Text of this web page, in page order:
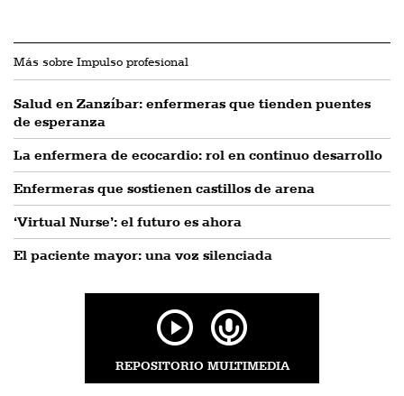
Más sobre Impulso profesional
Salud en Zanzíbar: enfermeras que tienden puentes
de esperanza
La enfermera de ecocardio: rol en continuo desarrollo
Enfermeras que sostienen castillos de arena
‘Virtual Nurse’: el futuro es ahora
El paciente mayor: una voz silenciada
REPOSITORIO MULTIMEDIA